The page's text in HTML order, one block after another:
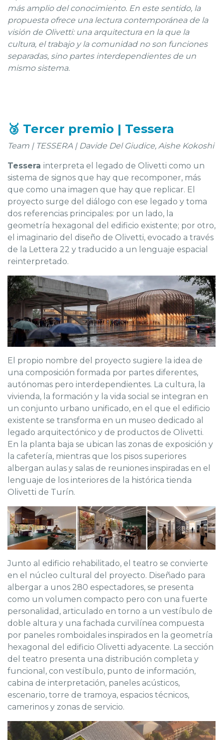
más amplio del conocimiento. En este sentido, la
propuesta ofrece una lectura contemporánea de la
visión de Olivetti: una arquitectura en la que la
cultura, el trabajo y la comunidad no son funciones
separadas, sino partes interdependientes de un
mismo sistema.
🥉 Tercer premio | Tessera
Team | TESSERA | Davide Del Giudice, Aishe Kokoshi
Tessera interpreta el legado de Olivetti como un
sistema de signos que hay que recomponer, más
que como una imagen que hay que replicar. El
proyecto surge del diálogo con ese legado y toma
dos referencias principales: por un lado, la
geometría hexagonal del edificio existente; por otro,
el imaginario del diseño de Olivetti, evocado a través
de la Lettera 22 y traducido a un lenguaje espacial
reinterpretado.
El propio nombre del proyecto sugiere la idea de
una composición formada por partes diferentes,
autónomas pero interdependientes. La cultura, la
vivienda, la formación y la vida social se integran en
un conjunto urbano unificado, en el que el edificio
existente se transforma en un museo dedicado al
legado arquitectónico y de productos de Olivetti.
En la planta baja se ubican las zonas de exposición y
la cafetería, mientras que los pisos superiores
albergan aulas y salas de reuniones inspiradas en el
lenguaje de los interiores de la histórica tienda
Olivetti de Turín.
Junto al edificio rehabilitado, el teatro se convierte
en el núcleo cultural del proyecto. Diseñado para
albergar a unos 280 espectadores, se presenta
como un volumen compacto pero con una fuerte
personalidad, articulado en torno a un vestíbulo de
doble altura y una fachada curvilínea compuesta
por paneles romboidales inspirados en la geometría
hexagonal del edificio Olivetti adyacente. La sección
del teatro presenta una distribución completa y
funcional, con vestíbulo, punto de información,
cabina de interpretación, paneles acústicos,
escenario, torre de tramoya, espacios técnicos,
camerinos y zonas de servicio.